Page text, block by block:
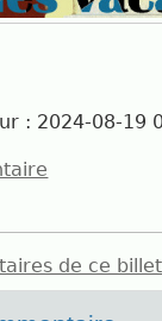
: 2024-08-19
de ce billet